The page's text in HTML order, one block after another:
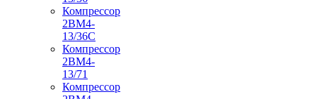
Компрессор
2ВМ4-
13/36С
Компрессор
2ВМ4-
13/71
Компрессор